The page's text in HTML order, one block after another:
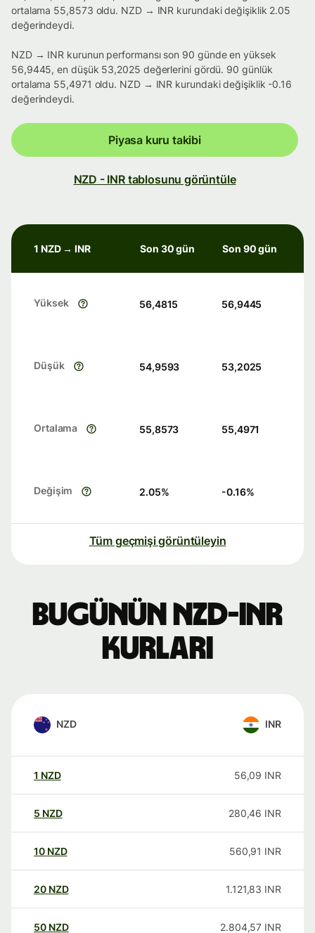
ortalama 55,8573 oldu. NZD → INR kurundaki değişiklik 2.05
değerindeydi.
NZD → INR kurunun performansı son 90 günde en yüksek
56,9445, en düşük 53,2025 değerlerini gördü. 90 günlük
ortalama 55,4971 oldu. NZD → INR kurundaki değişiklik -0.16
değerindeydi.
Piyasa kuru takibi
NZD - INR tablosunu görüntüle
1 NZD → INR Son 30 gün Son 90 gün
Yüksek 56,4815 56,9445
Düşük 54,9593 53,2025
Ortalama 55,8573 55,4971
Değişim 2.05% -0.16%
Tüm geçmişi görüntüleyin
Bugünün NZD-INR
kurları
NZD INR
1 NZD 56,09 INR
5 NZD 280,46 INR
10 NZD 560,91 INR
20 NZD 1.121,83 INR
50 NZD 2.804,57 INR